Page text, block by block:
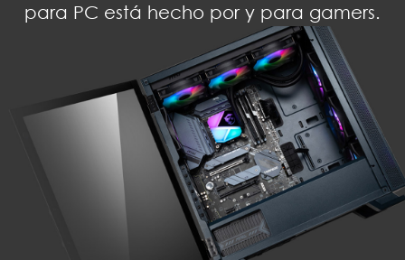
para PC está hecho por y para gamers.